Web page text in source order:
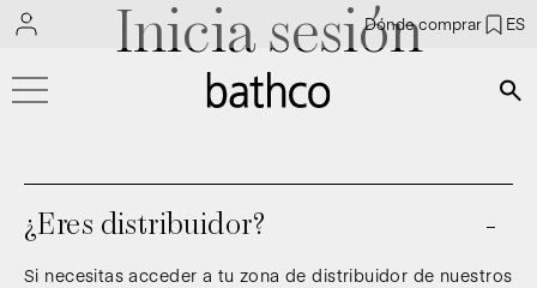
Dónde comprar ES
Inicia sesión
¿Eres distribuidor?
Si necesitas acceder a tu zona de distribuidor de nuestros